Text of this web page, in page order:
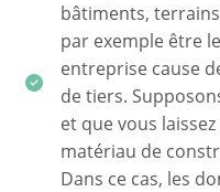
bâtiments,
par exemple être
entreprise cause
de tiers.
et que vous
matériau de
Dans ce cas, les